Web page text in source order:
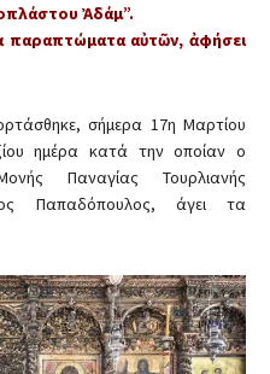
Ἀδάμ”.
παραπτώματα αὐτῶν, ἀφήσει
σήμερα 17η Μαρτίου
ημέρα κατά την οποίαν ο
Παναγίας Τουρλιανής
Παπαδόπουλος, άγει τα